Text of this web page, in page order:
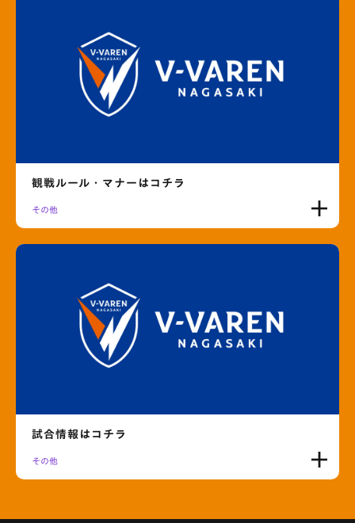
観戦ルール・マナーはコチラ
その他
試合情報はコチラ
その他